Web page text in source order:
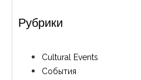
Рубрики
Cultural Events
События